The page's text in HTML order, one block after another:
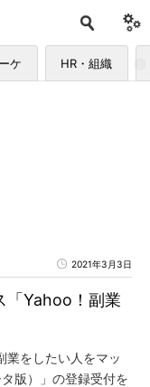
ケ HR・組織
2021年3月3日
「Yahoo！副業
業をしたい人をマッ
版）」の登録受付を